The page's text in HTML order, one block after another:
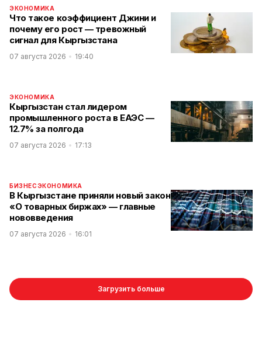
ЭКОНОМИКА
Что такое коэффициент Джини и
почему его рост — тревожный
сигнал для Кыргызстана
07 августа 2026 19:40
ЭКОНОМИКА
Кыргызстан стал лидером
промышленного роста в ЕАЭС —
12.7% за полгода
07 августа 2026 17:13
БИЗНЕСЭКОНОМИКА
В Кыргызстане приняли новый закон
«О товарных биржах» — главные
нововведения
07 августа 2026 16:01
Загрузить больше